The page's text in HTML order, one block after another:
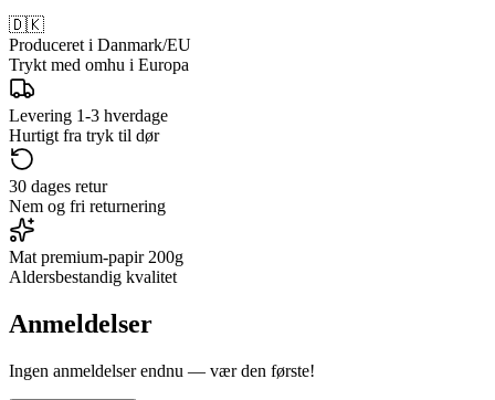
🇩🇰
Produceret i Danmark/EU
Trykt med omhu i Europa
Levering 1-3 hverdage
Hurtigt fra tryk til dør
30 dages retur
Nem og fri returnering
Mat premium-papir 200g
Aldersbestandig kvalitet
Anmeldelser
Ingen anmeldelser endnu — vær den første!